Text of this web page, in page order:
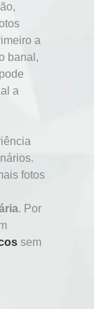
a
banal,
a
fotos
. Por
sem